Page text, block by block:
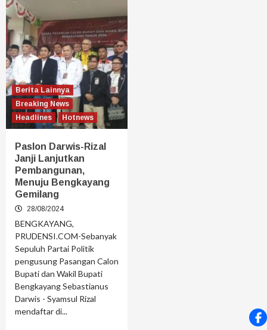
Berita Lainnya
Breaking News
Headlines
Hotnews
Paslon Darwis-Rizal
Janji Lanjutkan
Pembangunan,
Menuju Bengkayang
Gemilang
28/08/2024
BENGKAYANG,
PRUDENSI.COM-Sebanyak
Sepuluh Partai Politik
pengusung Pasangan Calon
Bupati dan Wakil Bupati
Bengkayang Sebastianus
Darwis - Syamsul Rizal
mendaftar di...